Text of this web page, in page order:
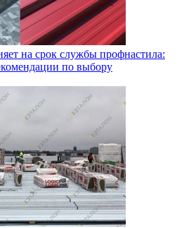
на срок службы профнастила:
по выбору